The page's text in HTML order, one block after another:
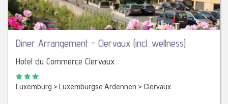
Diner Arrangement - Clervaux (incl. wellness)
Hotel du Commerce Clervaux
Luxemburg >Luxemburgse Ardennen >Clervaux